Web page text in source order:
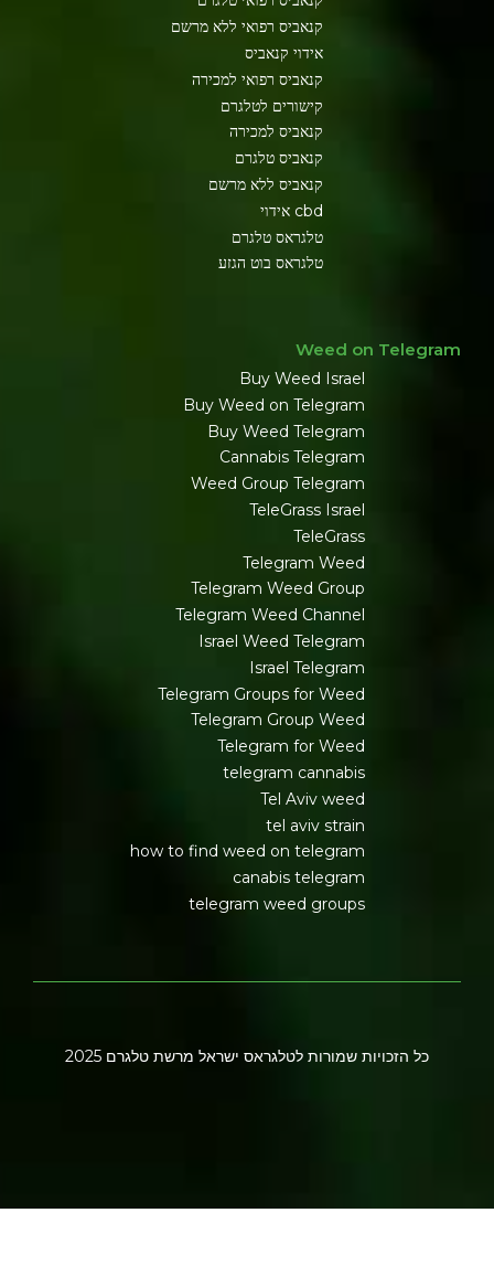
קנאביס רפואי ללא מרשם
אידוי קנאביס
קנאביס רפואי למכירה
קישורים לטלגרם
קנאביס למכירה
קנאביס טלגרם
קנאביס ללא מרשם
cbd אידוי
טלגראס טלגרם
טלגראס בוט הגזע
Weed on Telegram
Buy Weed Israel
Buy Weed on Telegram
Buy Weed Telegram
Cannabis Telegram
Weed Group Telegram
TeleGrass Israel
TeleGrass
Telegram Weed
Telegram Weed Group
Telegram Weed Channel
Israel Weed Telegram
Israel Telegram
Telegram Groups for Weed
Telegram Group Weed
Telegram for Weed
telegram cannabis
Tel Aviv weed
tel aviv strain
how to find weed on telegram
canabis telegram
telegram weed groups
כל הזכויות שמורות לטלגראס ישראל מרשת טלגרם 2025